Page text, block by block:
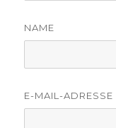
NAME
E-MAIL-ADRESSE